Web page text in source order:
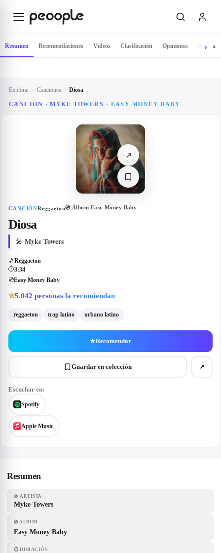
Explorar › Canciones › Diosa
CANCIÓN · MYKE TOWERS · EASY MONEY BABY
↗
CANCIÓNReggaeton💿 Álbum Easy Money Baby
Diosa
🎤 Myke Towers
🎵 Reggaeton
⏱3:34
💿Easy Money Baby
★5.042 personas la recomiendan
reggaeton trap latino urbano latino
★Recomendar
Guardar en colección ↗
Escuchar en:
Spotify
Apple Music
Resumen Recomendaciones Vídeos Clasificación Opiniones Artista
Resumen
🎤 ARTISTA
Myke Towers
💿 ÁLBUM
Easy Money Baby
⏱ DURACIÓN